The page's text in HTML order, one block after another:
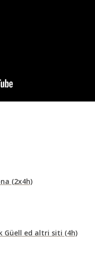
(2x4h)
Güell ed altri siti (4h)